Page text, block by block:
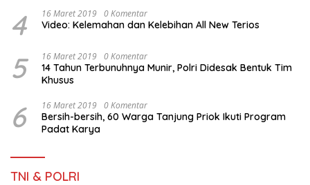
4 16 Maret 2019 0 Komentar
Video: Kelemahan dan Kelebihan All New Terios
5 16 Maret 2019 0 Komentar
14 Tahun Terbunuhnya Munir, Polri Didesak Bentuk Tim
Khusus
6 16 Maret 2019 0 Komentar
Bersih-bersih, 60 Warga Tanjung Priok Ikuti Program
Padat Karya
TNI & POLRI